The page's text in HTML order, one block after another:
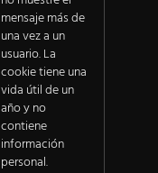
mensaje más de
una vez a un
usuario. La
cookie tiene una
vida útil de un
año y no
contiene
información
personal.